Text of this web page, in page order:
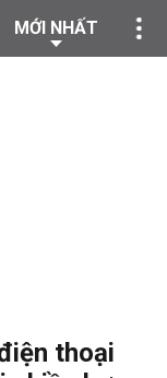
MỚI NHẤT
thoại